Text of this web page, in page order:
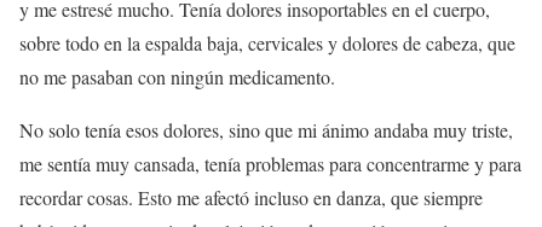
y me estresé mucho. Tenía dolores insoportables en el cuerpo,
sobre todo en la espalda baja, cervicales y dolores de cabeza, que
no me pasaban con ningún medicamento.
No solo tenía esos dolores, sino que mi ánimo andaba muy triste,
me sentía muy cansada, tenía problemas para concentrarme y para
recordar cosas. Esto me afectó incluso en danza, que siempre